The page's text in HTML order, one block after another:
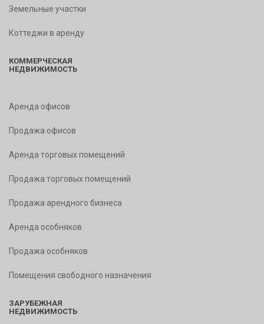
Земельные участки
Коттеджи в аренду
КОММЕРЧЕСКАЯ
НЕДВИЖИМОСТЬ
Аренда офисов
Продажа офисов
Аренда торговых помещений
Продажа торговых помещений
Продажа арендного бизнеса
Аренда особняков
Продажа особняков
Помещения свободного назначения
ЗАРУБЕЖНАЯ
НЕДВИЖИМОСТЬ